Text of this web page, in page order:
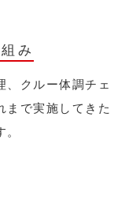
み
、クルー体調チェ
まで実施してきた